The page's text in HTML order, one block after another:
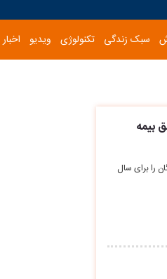
سبک زندگی تکنولوژی ویدیو
بیمه
را برای سال